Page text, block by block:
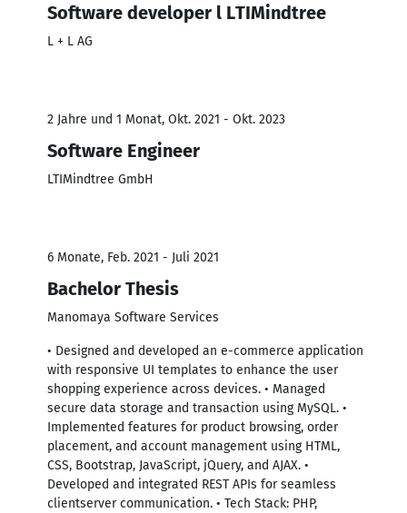
Software developer l LTIMindtree
L + L AG
2 Jahre und 1 Monat, Okt. 2021 - Okt. 2023
Software Engineer
LTIMindtree GmbH
6 Monate, Feb. 2021 - Juli 2021
Bachelor Thesis
Manomaya Software Services
• Designed and developed an e-commerce application
with responsive UI templates to enhance the user
shopping experience across devices. • Managed
secure data storage and transaction using MySQL. •
Implemented features for product browsing, order
placement, and account management using HTML,
CSS, Bootstrap, JavaScript, jQuery, and AJAX. •
Developed and integrated REST APIs for seamless
clientserver communication. • Tech Stack: PHP,